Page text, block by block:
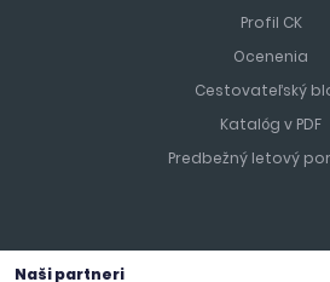
Profil CK
Ocenenia
Cestovateľský
Katalóg v PDF
Predbežný letový
Naši partneri